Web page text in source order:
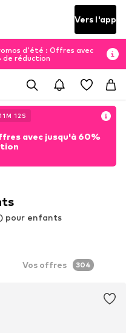
Vers l'app
d'été : Offres avec
de réduction
M 10 S
avec jusqu'à 60%
pour enfants
Vos offres 304